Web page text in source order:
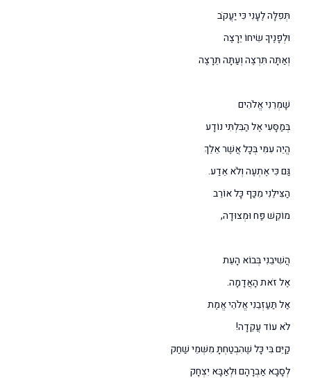
תְּפִלָּה לֶעָנִי כִּי יַעֲקֹב
וּלְפָנֶיךָ שִׂיחוֹ יֵרָצֶה
וְאַתָּה תִּרְצֶה וְעַתָּה תֵּרָצֶה
שָׁמְרֵנִי אֱלֹהִים
בְּמַסָּעִי אֶל הַבִּלְתִּי נוֹדָע
הֱיֵה עִמִּי בְּכָל אֲשֶׁר אֵלֵךְ
גַּם כִּי אֶתְעֶה וְלֹא אֵדַע.
הַצִּילֵנִי מִכַּף כָּל אוֹרֵב
מוֹקֵשׁ פַּח וּמְצוּדָה,
הֲשִׁיבֵנִי בְּבוֹא הָעֵת
אֶל זֹאת הָאֲדָמָה.
אַל תַּעַזְבֵנִי אֱלֹהֵי אֱמֶת
לֹא עוֹד עֲקֵדָה!
קַיֵּם בִּי כָּל שֶׁהִבְטַחְתָּ מִשְּׁמֵי שַׁחַק
לְסָבָא אַבְרָהָם וּלְאַבָּא יִצְחָק